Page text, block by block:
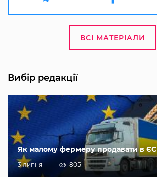
ВСІ МАТЕРІАЛИ
Вибір редакції
Як малому фермеру продавати в ЄС
3 липня 805